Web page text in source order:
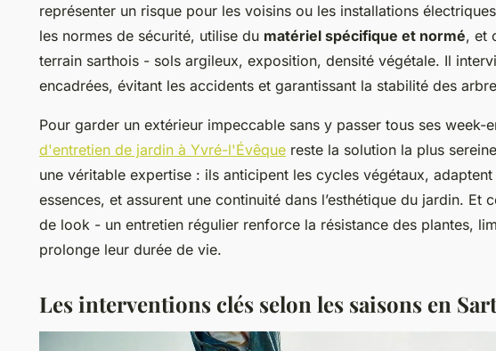
représenter un risque pour les voisins ou les installations
les normes de sécurité, utilise du matériel spécifique et normé, et
terrain sarthois - sols argileux, exposition, densité végétale. Il
encadrées, évitant les accidents et garantissant la stabilité des
Pour garder un extérieur impeccable sans y passer tous ses week-
d'entretien de jardin à Yvré-l'Évêque reste la solution la plus
une véritable expertise : ils anticipent les cycles végétaux,
essences, et assurent une continuité dans l’esthétique du jardin. Et
de look - un entretien régulier renforce la résistance des plantes,
prolonge leur durée de vie.
Les interventions clés selon les saisons en